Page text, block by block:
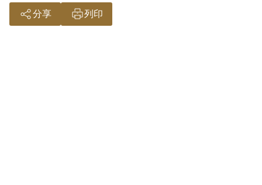
理中否認有附和隨行之行為，且其於遊行
中呼口號之行為，屬言論思想層次問題，
分享 列印